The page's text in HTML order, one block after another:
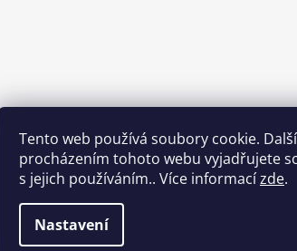
Tento web používá soubory cookie.
procházením tohoto webu vyjadřujete
s jejich používáním.. Více informacízde.
Nastavení